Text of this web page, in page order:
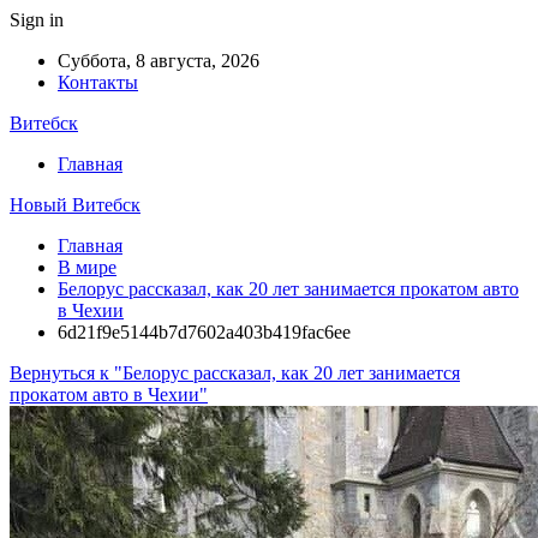
Sign in
Суббота, 8 августа, 2026
Контакты
Витебск
Главная
Новый Витебск
Главная
В мире
Белорус рассказал, как 20 лет занимается прокатом авто
в Чехии
6d21f9e5144b7d7602a403b419fac6ee
Вернуться к "Белорус рассказал, как 20 лет занимается
прокатом авто в Чехии"